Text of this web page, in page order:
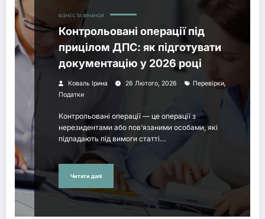
БІЗНЕС ТА ФІНАНСИ
Контрольовані операції під
прицілом ДПС: як підготувати
документацію у 2026 році
Коваль Ірина 26 Лютого, 2026 Перевірки,
Податки
Контрольовані операції — це операції з
нерезидентами або пов’язаними особами, які
підпадають під вимоги статті…
Читати далі